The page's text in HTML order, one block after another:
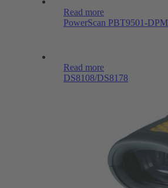
Read more
PowerScan PBT9501-
Read more
DS8108/DS8178